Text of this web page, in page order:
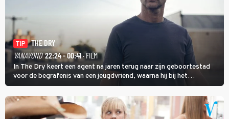
TIP
THE DRY
VANAVOND 22:24 - 00:41· FILM
In The Dry keert een agent na jaren terug naar zijn geboortestad
voor de begrafenis van een jeugdvriend, waarna hij bij het
onderzoeken van diens dood een verband begint te vermoeden
met een oude zaak.